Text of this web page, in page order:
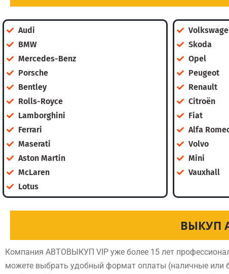
Audi
BMW
Mercedes-Benz
Porsche
Bentley
Rolls-Royce
Lamborghini
Ferrari
Maserati
Aston Martin
McLaren
Lotus
Skoda
Opel
Peugeot
Renault
Citroën
Fiat
Alfa
Volvo
Mini
Vauxhall
ВЫКУП
Компания АВТОВЫКУП VIP уже более 15 лет
можете выбрать удобный формат оплаты (наличные или